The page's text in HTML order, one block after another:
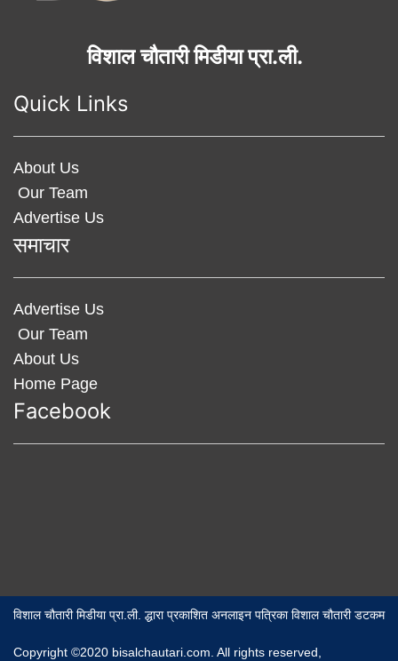
विशाल चौतारी मिडीया प्रा.ली.
Quick Links
About Us
Our Team
Advertise Us
समाचार
Advertise Us
Our Team
About Us
Home Page
Facebook
विशाल चौतारी मिडीया प्रा.ली. द्धारा प्रकाशित अनलाइन पत्रिका विशाल चौतारी डटकम
Copyright ©2020 bisalchautari.com. All rights reserved,